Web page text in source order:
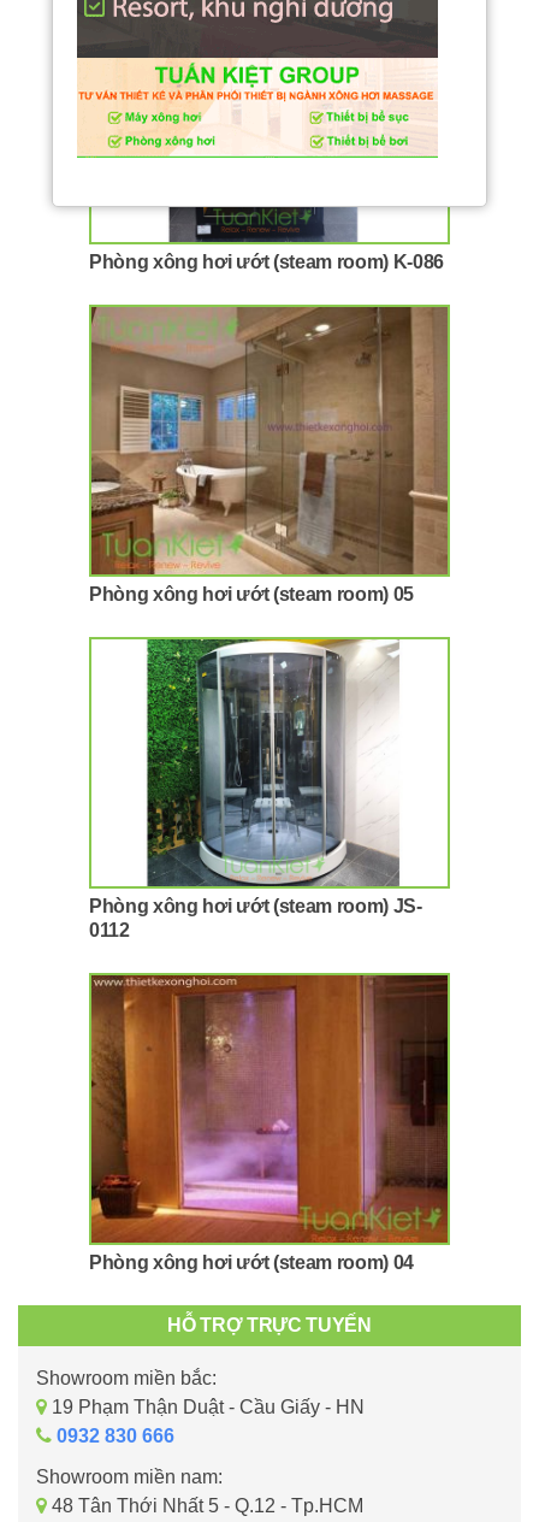
Phòng xông hơi ướt (steam room) K-086
Phòng xông hơi ướt (steam room) 05
Phòng xông hơi ướt (steam room) JS-
0112
Phòng xông hơi ướt (steam room) 04
HỖ TRỢ TRỰC TUYẾN
Showroom miền bắc:
19 Phạm Thận Duật - Cầu Giấy - HN
0932 830 666
Showroom miền nam:
48 Tân Thới Nhất 5 - Q.12 - Tp.HCM